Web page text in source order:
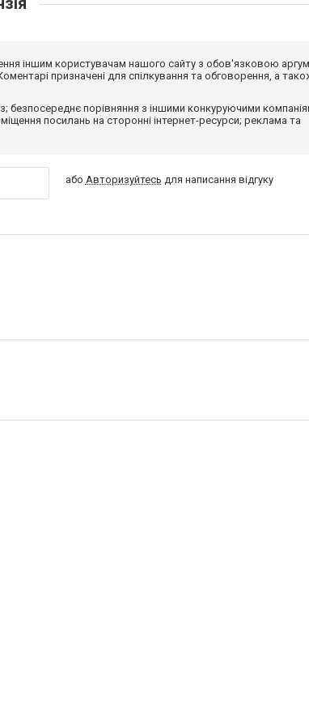
іншим користувачам нашого сайту з обов'язковою
призначені для спілкування та обговорення, а
безпосереднє порівняння з іншими конкуруючими
посилань на сторонні інтернет-ресурси; реклама та
або Авторизуйтесь для написання відгуку